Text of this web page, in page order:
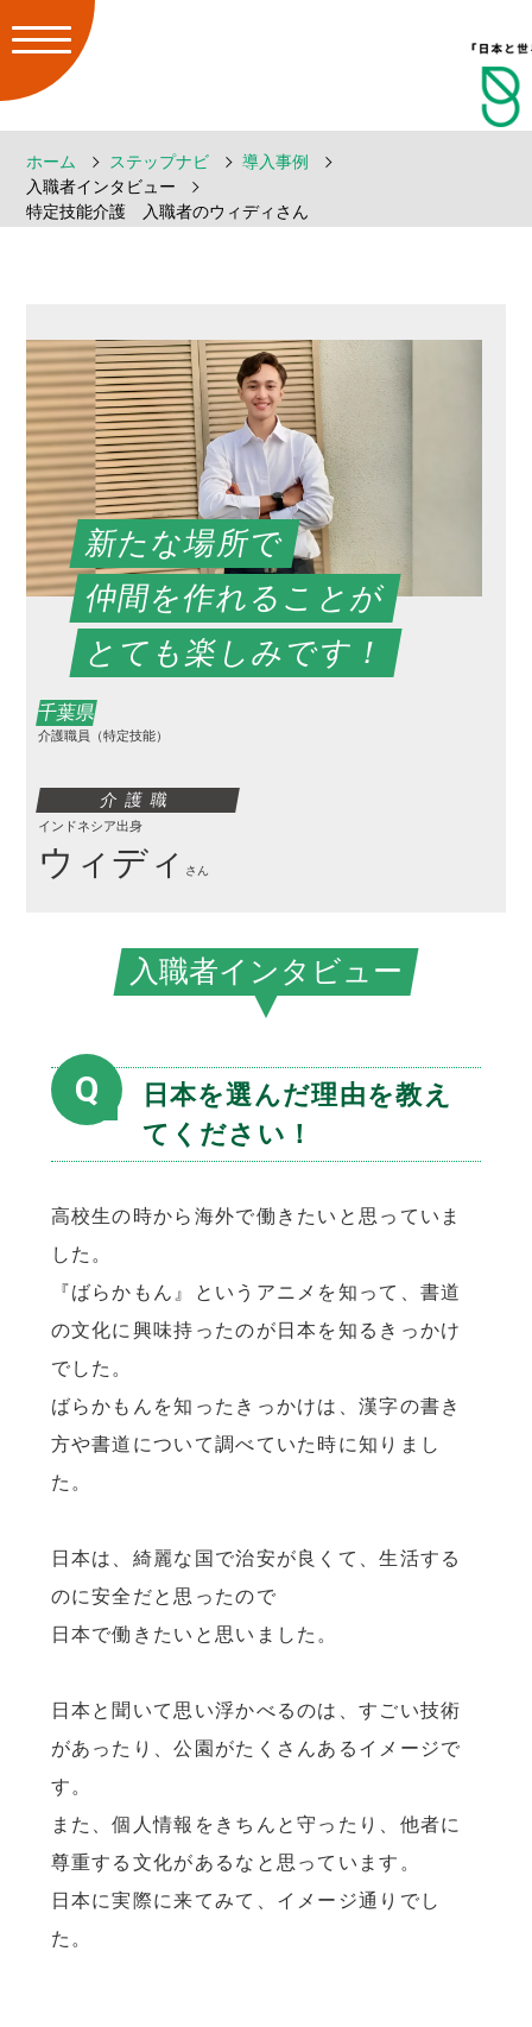
ホーム ステップナビ
導入事例
入職者インタビュー
特定技能介護 入職者のウィディさん
新たな場所で
仲間を作れることが
とても楽しみです！
千葉県
介護職員（特定技能）
介護職
インドネシア出身
ウィディ さん
入職者インタビュー
Q
日本を選んだ理由を教え
てください！
高校生の時から海外で働きたいと思っていま
した。
『ばらかもん』というアニメを知って、書道
の文化に興味持ったのが日本を知るきっかけ
でした。
ばらかもんを知ったきっかけは、漢字の書き
方や書道について調べていた時に知りまし
た。
日本は、綺麗な国で治安が良くて、生活する
のに安全だと思ったので
日本で働きたいと思いました。
日本と聞いて思い浮かべるのは、すごい技術
があったり、公園がたくさんあるイメージで
す。
また、個人情報をきちんと守ったり、他者に
尊重する文化があるなと思っています。
日本に実際に来てみて、イメージ通りでし
た。